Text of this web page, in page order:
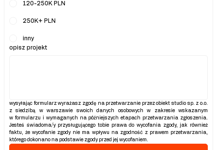
120-250K PLN
250K+ PLN
inny
opisz projekt
wysyłając formularz wyrażasz zgodę na przetwarzanie przez obiekt studio sp. z o.o.
z siedzibą w warszawie swoich danych osobowych w zakresie wskazanym
w formularzu i wymaganych na późniejszych etapach przetwarzania zgłoszenia.
Jesteś świadoma/y przysługującego tobie prawa do wycofania zgody, jak również
faktu, że wycofanie zgody nie ma wpływu na zgodność z prawem przetwarzania,
którego dokonano na podstawie zgody przed jej wycofaniem.